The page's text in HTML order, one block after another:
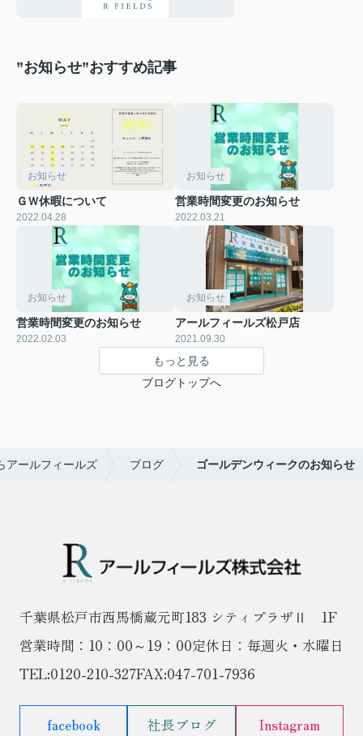
”お知らせ”おすすめ記事
お知らせ
ＧＷ休暇について
2022.04.28
お知らせ
営業時間変更のお知らせ
2022.03.21
お知らせ
営業時間変更のお知らせ
2022.02.03
お知らせ
アールフィールズ松戸店
2021.09.30
もっと見る
ブログトップへ
アールフィールズ ブログ ゴールデンウィークのお知らせ
千葉県松戸市西馬橋蔵元町183 シティプラザⅡ 1F
営業時間：10：00～19：00定休日：毎週火・水曜日
TEL:0120-210-327FAX:047-701-7936
facebook 社長ブログ Instagram